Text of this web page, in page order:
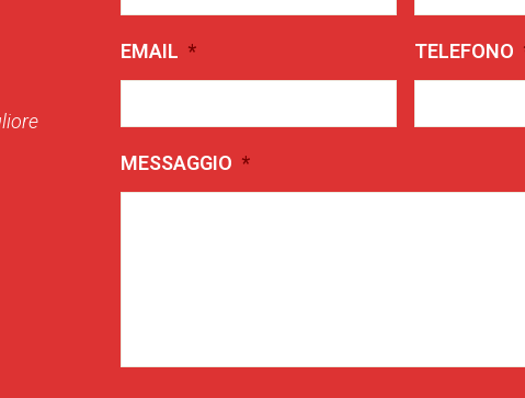
EMAIL * TELEFONO
MESSAGGIO *